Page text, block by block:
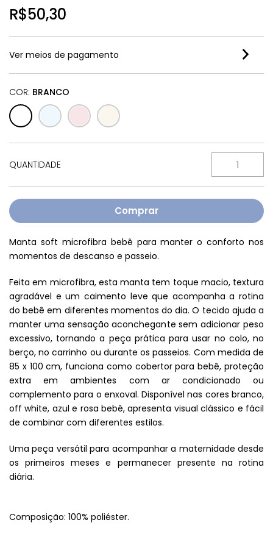
R$50,30
Ver meios de pagamento
COR: BRANCO
QUANTIDADE
Manta soft microfibra bebê para manter o conforto nos
momentos de descanso e passeio.
Feita em microfibra, esta manta tem toque macio, textura
agradável e um caimento leve que acompanha a rotina
do bebê em diferentes momentos do dia. O tecido ajuda a
manter uma sensação aconchegante sem adicionar peso
excessivo, tornando a peça prática para usar no colo, no
berço, no carrinho ou durante os passeios. Com medida de
85 x 100 cm, funciona como cobertor para bebê, proteção
extra em ambientes com ar condicionado ou
complemento para o enxoval. Disponível nas cores branco,
off white, azul e rosa bebê, apresenta visual clássico e fácil
de combinar com diferentes estilos.
Uma peça versátil para acompanhar a maternidade desde
os primeiros meses e permanecer presente na rotina
diária.
Composição: 100% poliéster.